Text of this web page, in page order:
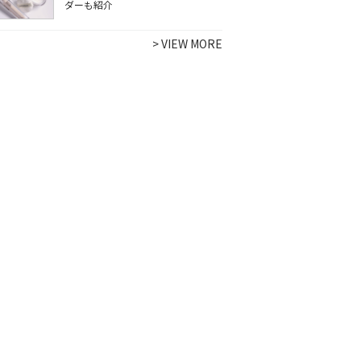
ダーも紹介
>VIEW MORE